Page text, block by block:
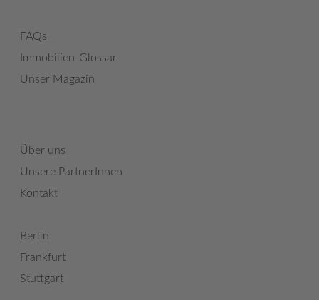
FAQs
Immobilien-Glossar
Unser Magazin
Über uns
Unsere PartnerInnen
Kontakt
Berlin
Frankfurt
Stuttgart